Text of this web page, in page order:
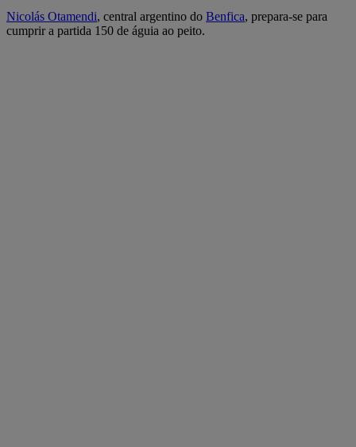
Nicolás Otamendi, central argentino do Benfica, prepara-se para
cumprir a partida 150 de águia ao peito.